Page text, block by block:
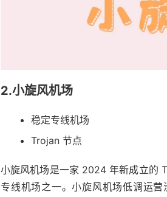
2.小旋风机场
稳定专线机场
Trojan 节点
小旋风机场是一家 2024 年新成立的
专线机场之一。小旋风机场低调运